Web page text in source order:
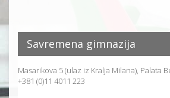
Savremena gimnazija
Masarikova 5 (ulaz iz Kralja Milana), Palata
+381 (0)11 4011 223